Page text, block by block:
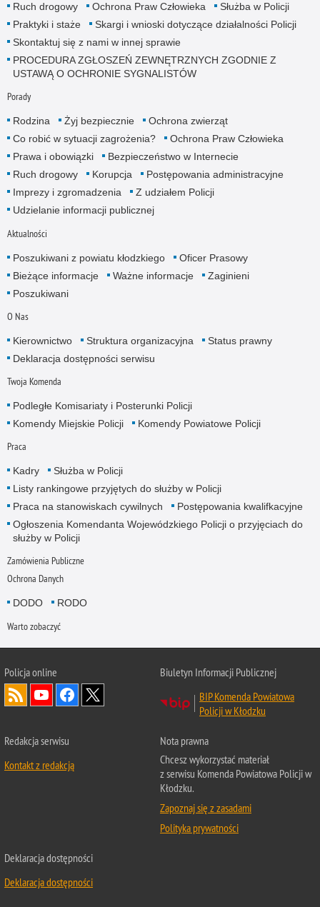
Ruch drogowy
Ochrona Praw Człowieka
Służba w Policji
Praktyki i staże
Skargi i wnioski dotyczące działalności Policji
Skontaktuj się z nami w innej sprawie
PROCEDURA ZGŁOSZEŃ ZEWNĘTRZNYCH ZGODNIE Z
USTAWĄ O OCHRONIE SYGNALISTÓW
Porady
Rodzina Żyj bezpiecznie
Ochrona zwierząt
Co robić w sytuacji zagrożenia?
Ochrona Praw Człowieka
Prawa i obowiązki
Bezpieczeństwo w Internecie
Ruch drogowy
Korupcja
Postępowania administracyjne
Imprezy i zgromadzenia
Z udziałem Policji
Udzielanie informacji publicznej
Aktualności
Poszukiwani z powiatu kłodzkiego
Oficer Prasowy
Bieżące informacje
Ważne informacje
Zaginieni
Poszukiwani
O Nas
Kierownictwo Struktura organizacyjna
Status prawny
Deklaracja dostępności serwisu
Twoja Komenda
Podległe Komisariaty i Posterunki Policji
Komendy Miejskie Policji
Komendy Powiatowe Policji
Praca
Kadry
Służba w Policji
Listy rankingowe przyjętych do służby w Policji
Praca na stanowiskach cywilnych
Postępowania kwalifkacyjne
Ogłoszenia Komendanta Wojewódzkiego Policji o przyjęciach do
służby w Policji
Zamówienia Publiczne
Ochrona Danych
DODO RODO
Warto zobaczyć
Policjaonline
Biuletyn Informacji Publicznej
BIP Komenda Powiatowa
Policji w Kłodzku
Redakcja serwisu
Kontakt z redakcją
Nota prawna
Chcesz wykorzystać materiał
z serwisu Komenda Powiatowa Policji w
Kłodzku.
Zapoznaj się z zasadami
Polityka prywatności
Deklaracja dostępności
Deklaracja dostępności